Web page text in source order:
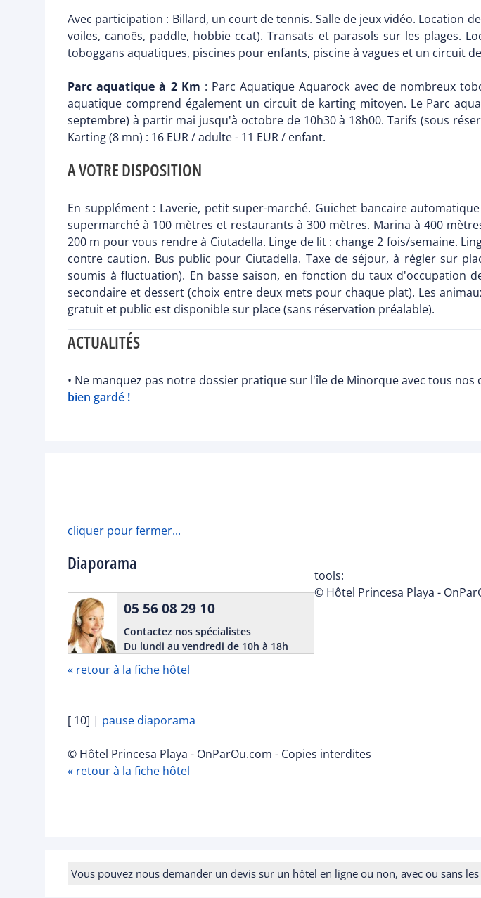
Avec participation : Billard, un court de tennis. Salle de jeux vidéo. Location
voiles, canoës, paddle, hobbie ccat). Transats et parasols sur les plages.
toboggans aquatiques, piscines pour enfants, piscine à vagues et un circuit
Parc aquatique à 2 Km : Parc Aquatique Aquarock avec de nombreux
aquatique comprend également un circuit de karting mitoyen. Le Parc
septembre) à partir mai jusqu'à octobre de 10h30 à 18h00. Tarifs (sous
Karting (8 mn) : 16 EUR / adulte - 11 EUR / enfant.
A VOTRE DISPOSITION
En supplément : Laverie, petit super-marché. Guichet bancaire
supermarché à 100 mètres et restaurants à 300 mètres. Marina à 400
200 m pour vous rendre à Ciutadella. Linge de lit : change 2 fois/semaine.
contre caution. Bus public pour Ciutadella. Taxe de séjour, à régler sur
soumis à fluctuation). En basse saison, en fonction du taux d'occupation
secondaire et dessert (choix entre deux mets pour chaque plat). Les
gratuit et public est disponible sur place (sans réservation préalable).
ACTUALITÉS
• Ne manquez pas notre dossier pratique sur l'île de Minorque avec tous nos
bien gardé !
cliquer pour fermer...
Diaporama
05 56 08 29 10
Contactez nos spécialistes
Du lundi au vendredi de 10h à 18h
tools:
© Hôtel Princesa Playa -
« retour à la fiche hôtel
[ 10] | pause diaporama
© Hôtel Princesa Playa - OnParOu.com - Copies interdites
« retour à la fiche hôtel
Vous pouvez nous demander un devis sur un hôtel en ligne ou non, avec ou sans les